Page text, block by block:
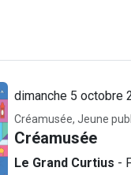
dimanche 5 octobre
Créamusée, Jeune
Créamusée
Le Grand Curtius -